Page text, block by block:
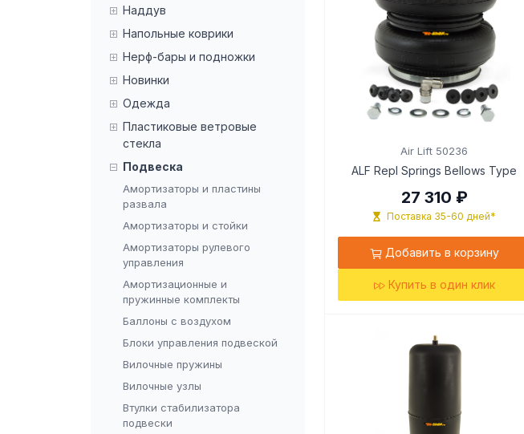
Наддув
Напольные коврики
Нерф-бары и подножки
Новинки
Одежда
Пластиковые ветровые
стекла
Подвеска
Амортизаторы и пластины
развала
Амортизаторы и стойки
Амортизаторы рулевого
управления
Амортизационные и
пружинные комплекты
Баллоны с воздухом
Блоки управления подвеской
Вилочные пружины
Вилочные узлы
Втулки стабилизатора
подвески
Air Lift 50236
ALF Repl Springs Bellows Type
27 310 ₽
Поставка 35-60 дней*
Добавить в корзину
Купить в один клик